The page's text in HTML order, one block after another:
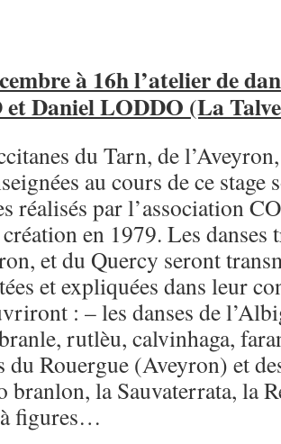
à 16h l’atelier de
Daniel LODDO (La
du Tarn, de
au cours de ce stage
réalisés par l’association
en 1979. Les
et du Quercy seront
et expliquées dans leur
: – les danses de
rutlèu, calvinhaga,
du Rouergue (Aveyron) et
branlon, la Sauvaterrata, la
figures…